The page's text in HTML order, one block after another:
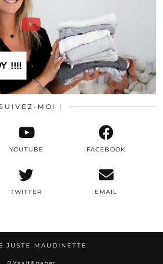
MOI !
TWITTER
FACEBOOK
YOUTUBE
EMAIL
JUSTE MAUDINETTE